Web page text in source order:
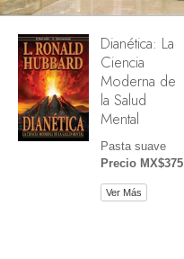
Dianética: La
Ciencia
Moderna de
la Salud
Mental
Pasta suave
Precio MX$375
Ver Más